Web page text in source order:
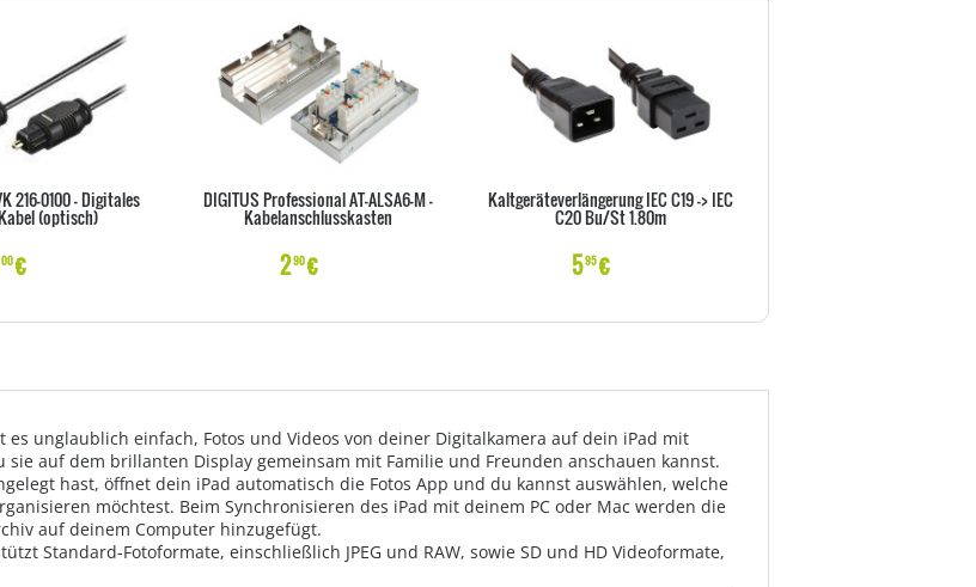
216-0100 - Digitales
(optisch)
00€
DIGITUS Professional AT-ALSA6-M -
Kabelanschlusskasten
290€
Kaltgeräteverlängerung IEC C19 -> IEC
C20 Bu/St 1.80m
595€
es unglaublich einfach, Fotos und Videos von deiner Digitalkamera auf dein iPad mit
auf dem brillanten Display gemeinsam mit Familie und Freunden anschauen kannst.
hast, öffnet dein iPad automatisch die Fotos App und du kannst auswählen, welche
möchtest. Beim Synchronisieren des iPad mit deinem PC oder Mac werden die
auf deinem Computer hinzugefügt.
Standard-Fotoformate, einschließlich JPEG und RAW, sowie SD und HD Videoformate,